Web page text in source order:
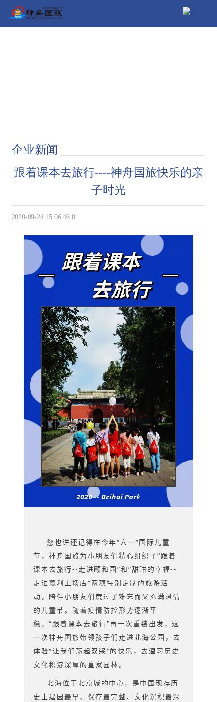
企业新闻
跟着课本去旅行----神舟国旅快乐的亲
子时光
2020-09-24 15:06:46.0